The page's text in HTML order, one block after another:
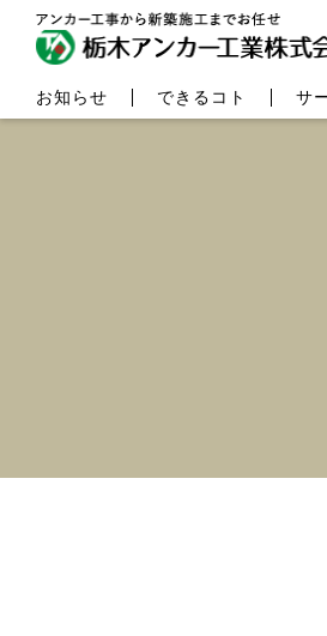
お知らせ できるコト サ